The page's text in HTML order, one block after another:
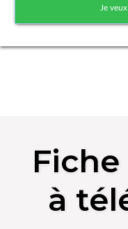
content
à
Je